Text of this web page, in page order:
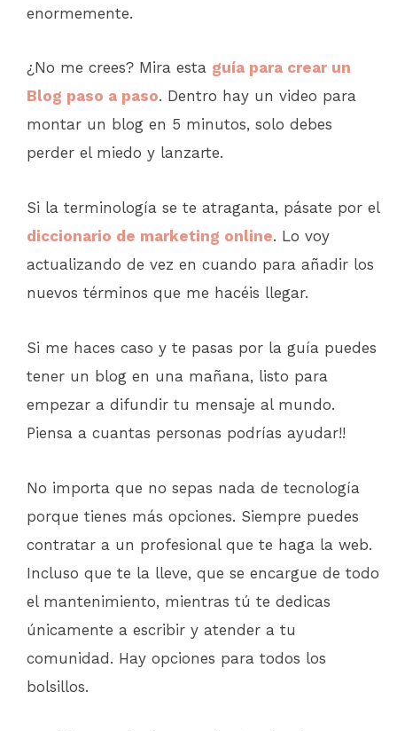
enormemente.
¿No me crees? Mira esta guía para crear un
Blog paso a paso. Dentro hay un video para
montar un blog en 5 minutos, solo debes
perder el miedo y lanzarte.
Si la terminología se te atraganta, pásate por el
diccionario de marketing online. Lo voy
actualizando de vez en cuando para añadir los
nuevos términos que me hacéis llegar.
Si me haces caso y te pasas por la guía puedes
tener un blog en una mañana, listo para
empezar a difundir tu mensaje al mundo.
Piensa a cuantas personas podrías ayudar!!
No importa que no sepas nada de tecnología
porque tienes más opciones. Siempre puedes
contratar a un profesional que te haga la web.
Incluso que te la lleve, que se encargue de todo
el mantenimiento, mientras tú te dedicas
únicamente a escribir y atender a tu
comunidad. Hay opciones para todos los
bolsillos.